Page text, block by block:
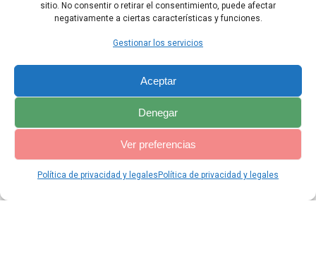
sitio. No consentir o retirar el consentimiento, puede afectar
negativamente a ciertas características y funciones.
Gestionar los servicios
Aceptar
Denegar
Ver preferencias
Política de privacidad y legales Política de privacidad y legales
Índice Baruc Capítulo Siguiente